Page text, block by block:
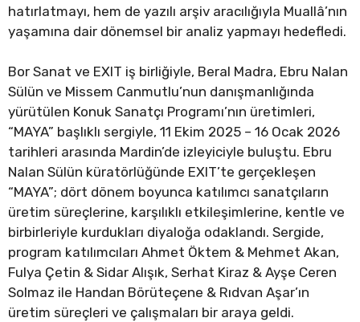
hatırlatmayı, hem de yazılı arşiv aracılığıyla Muallâ’nın
yaşamına dair dönemsel bir analiz yapmayı hedefledi.
Bor Sanat ve EXIT iş birliğiyle, Beral Madra, Ebru Nalan
Sülün ve Missem Canmutlu’nun danışmanlığında
yürütülen Konuk Sanatçı Programı’nın üretimleri,
“MAYA” başlıklı sergiyle, 11 Ekim 2025 – 16 Ocak 2026
tarihleri arasında Mardin’de izleyiciyle buluştu. Ebru
Nalan Sülün küratörlüğünde EXIT’te gerçekleşen
“MAYA”; dört dönem boyunca katılımcı sanatçıların
üretim süreçlerine, karşılıklı etkileşimlerine, kentle ve
birbirleriyle kurdukları diyaloğa odaklandı. Sergide,
program katılımcıları Ahmet Öktem & Mehmet Akan,
Fulya Çetin & Sidar Alışık, Serhat Kiraz & Ayşe Ceren
Solmaz ile Handan Börüteçene & Rıdvan Aşar’ın
üretim süreçleri ve çalışmaları bir araya geldi.